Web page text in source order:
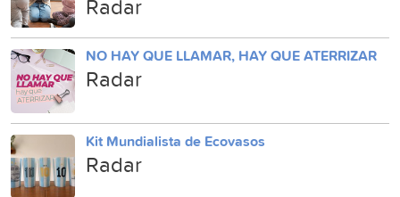
Radar
NO HAY QUE LLAMAR, HAY QUE ATERRIZAR
Radar
Kit Mundialista de Ecovasos
Radar